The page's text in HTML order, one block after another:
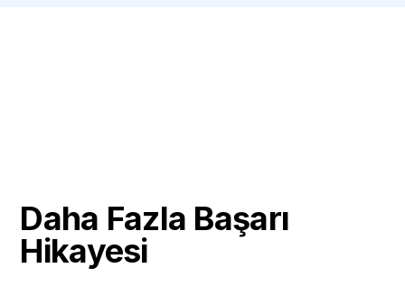
Daha Fazla Başarı
Hikayesi